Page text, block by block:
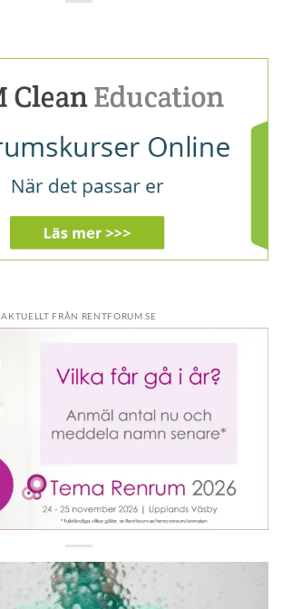
AKTUELLT FRÅN RENTFORUM.SE